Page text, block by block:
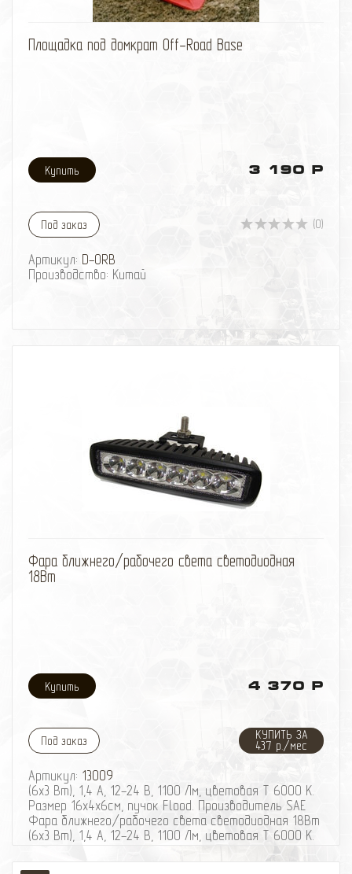
Площадка под домкрат Off-Road Base
3 190 Р
Под заказ (0)
Артикул: D-ORB
Производство: Китай
Фара ближнего/рабочего света светодиодная
18Вт
4 370 Р
Под заказ
КУПИТЬ ЗА
437 р./мес
Артикул: 13009
(6х3 Вт), 1,4 А, 12-24 В, 1100 Лм, цветовая Т 6000 К.
Размер 16х4х6см, пучок Flood. Производитель SAE
Фара ближнего/рабочего света светодиодная 18Вт
(6х3 Вт), 1,4 А, 12-24 В, 1100 Лм, цветовая Т 6000 К.
Размер 16х4х6см, пучок Flood. Производитель SAE.